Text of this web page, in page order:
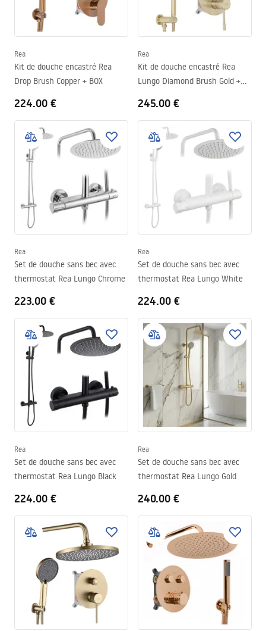
Rea
Kit de douche encastré Rea
Drop Brush Copper + BOX
224.00 €
Rea
Kit de douche encastré Rea
Lungo Diamond Brush Gold +
245.00 €
Rea
Set de douche sans bec avec
thermostat Rea Lungo Chrome
223.00 €
Rea
Set de douche sans bec avec
thermostat Rea Lungo White
224.00 €
Rea
Set de douche sans bec avec
thermostat Rea Lungo Black
224.00 €
Rea
Set de douche sans bec avec
thermostat Rea Lungo Gold
240.00 €